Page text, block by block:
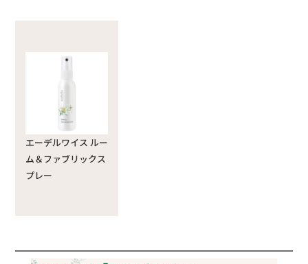
エーデルワイス ルー
ム＆ファブリックス
プレー